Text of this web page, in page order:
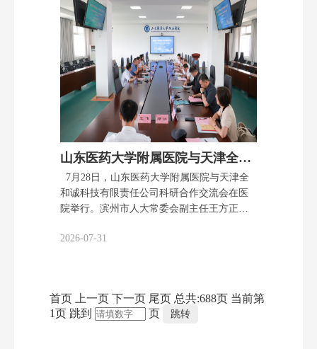
民、利院、利科、利患，要求大家求真务
实，不忘初心，筑牢GCP合规意识，严守底
线、不碰红线，从严抓实全过程质量风险管
控。机构要聚焦共性问题加强督导，PI牵头
压实主体责任，全院临床试验相关人员高标
准、高质量完成每项临床试验。 会上，机构
办公室主任丁长玲对2026年1至7月各专业组
项目承接情况、项目进度进行了汇报。结合
新版GCP落地实施，围绕试验全流程关键环
节中涉及的管理风险点与大家进行了交流。
机构办秘书王贝贝与质控员武传传分别就试
验现场……
山东医药大学附属医院与天津全和诚科技举办科研合作交流会
7月28日，山东医药大学附属医院与天津全
和诚科技有限责任公司科研合作交流会在医
院举行。滨州市人大常委会副主任王方正，
津全和诚科技有限责任公司董事长宋艳民，
院GCP、CGT办公室副主任蔡国伟主持。 王
东结合医院发展“一品两院三赛道”的发展模
2026-07-31
首页 上一页 下一页 尾页 总共:688页 当前第
1页 跳到 页 跳转